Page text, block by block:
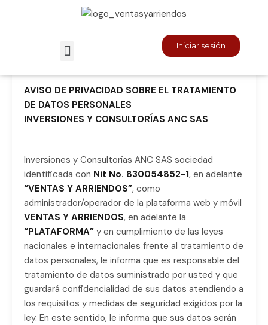
Iniciar sesión
Políticas De Privacidad
Políticas de privacidad
AVISO DE PRIVACIDAD SOBRE EL TRATAMIENTO
DE DATOS PERSONALES
INVERSIONES Y CONSULTORÍAS ANC SAS
Inversiones y Consultorías ANC SAS sociedad
identificada con Nit No. 830054852-1, en adelante
“VENTAS Y ARRIENDOS”, como
administrador/operador de la plataforma web y móvil
VENTAS Y ARRIENDOS, en adelante la
“PLATAFORMA” y en cumplimiento de las leyes
nacionales e internacionales frente al tratamiento de
datos personales, le informa que es responsable del
tratamiento de datos suministrado por usted y que
guardará confidencialidad de sus datos atendiendo a
los requisitos y medidas de seguridad exigidos por la
ley. En este sentido, le informa que sus datos serán